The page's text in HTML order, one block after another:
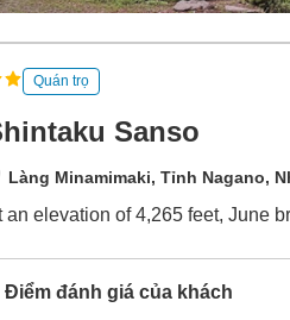
Quán trọ
Sanso
Làng Minamimaki, Tỉnh Nagano,
an elevation of 4,265 feet, June
Điểm đánh giá của khách